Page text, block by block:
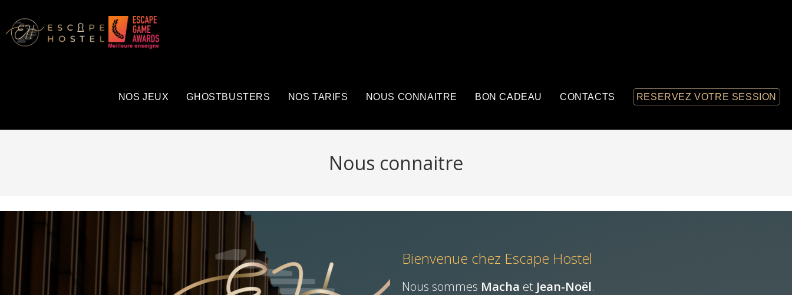
NOS JEUX GHOSTBUSTERS NOS TARIFS NOUS CONNAITRE BON CADEAU CONTACTS RESERVEZ VOTRE SESSION
Nous connaitre
Bienvenue chez Escape Hostel
Nous sommes Macha et Jean-Noël.